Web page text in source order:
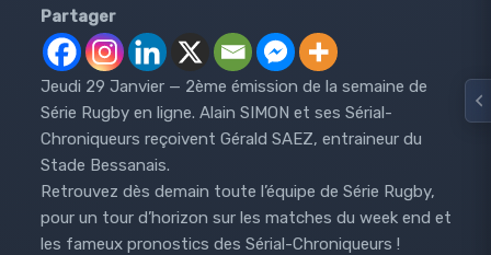
Partager
Jeudi 29 Janvier — 2ème émission de la semaine de
Série Rugby en ligne. Alain SIMON et ses Sérial-
Chroniqueurs reçoivent Gérald SAEZ, entraineur du
Stade Bessanais.
Retrouvez dès demain toute l’équipe de Série Rugby,
pour un tour d’horizon sur les matches du week end et
les fameux pronostics des Sérial-Chroniqueurs !